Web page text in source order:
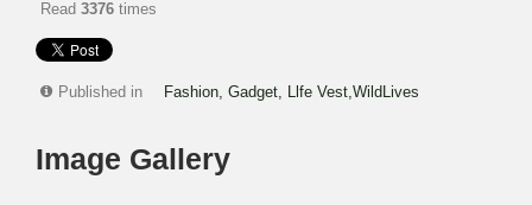
Read 3376 times
Published in Fashion, Gadget, Llfe Vest,WildLives
Image Gallery